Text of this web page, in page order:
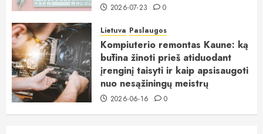
2026-07-23 0
Lietuva Paslaugos
Kompiuterio remontas Kaune: ką
būtina žinoti prieš atiduodant
įrenginį taisyti ir kaip apsisaugoti
nuo nesąžiningų meistrų
2026-06-16 0